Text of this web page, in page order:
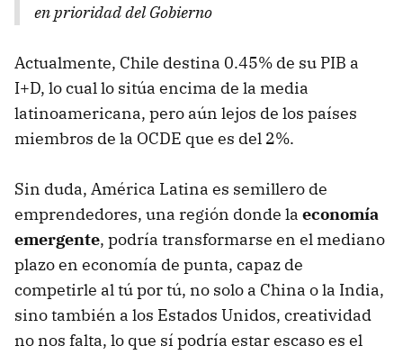
en prioridad del Gobierno
Actualmente, Chile destina 0.45% de su PIB a
I+D, lo cual lo sitúa encima de la media
latinoamericana, pero aún lejos de los países
miembros de la OCDE que es del 2%.
Sin duda, América Latina es semillero de
emprendedores, una región donde la economía
emergente, podría transformarse en el mediano
plazo en economía de punta, capaz de
competirle al tú por tú, no solo a China o la India,
sino también a los Estados Unidos, creatividad
no nos falta, lo que sí podría estar escaso es el